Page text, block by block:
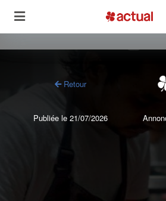
Retour
Publiée le 21/07/2026